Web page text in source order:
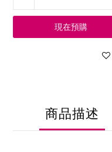
現在預購
商品描述